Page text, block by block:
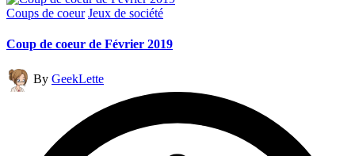
Posted
Coups de coeur Jeux de société
Coup de coeur de Février 2019
Posted
by
By GeekLette